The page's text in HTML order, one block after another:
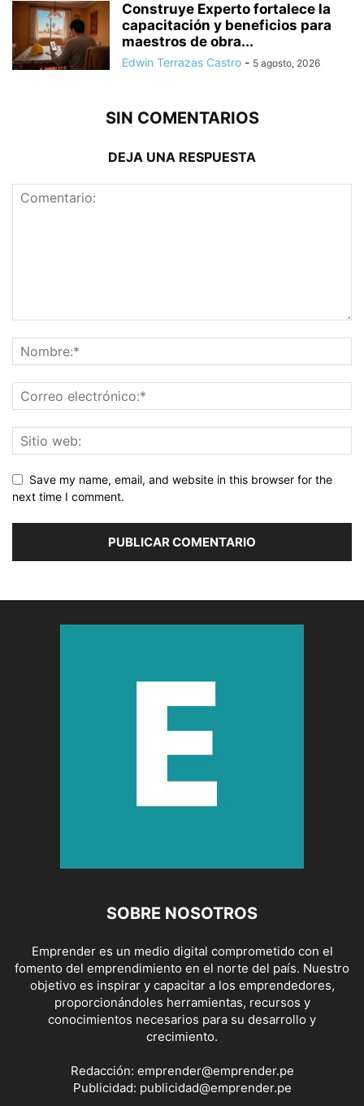
Construye Experto fortalece la
capacitación y beneficios para
maestros de obra...
Edwin Terrazas Castro - 5 agosto, 2026
SIN COMENTARIOS
DEJA UNA RESPUESTA
Save my name, email, and website in this browser for the
next time I comment.
SOBRE NOSOTROS
Emprender es un medio digital comprometido con el
fomento del emprendimiento en el norte del país. Nuestro
objetivo es inspirar y capacitar a los emprendedores,
proporcionándoles herramientas, recursos y
conocimientos necesarios para su desarrollo y
crecimiento.
Redacción: emprender@emprender.pe
Publicidad: publicidad@emprender.pe